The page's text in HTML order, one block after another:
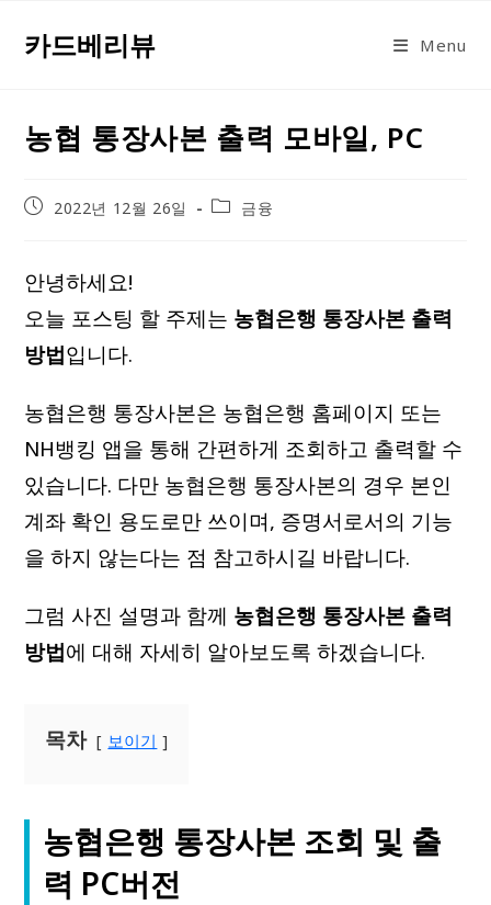
카드베리뷰 Menu
농협 통장사본 출력 모바일, PC
Post2022년 12월 26일
Post금융
안녕하세요!
오늘 포스팅 할 주제는 농협은행 통장사본 출력
방법입니다.
농협은행 통장사본은 농협은행 홈페이지 또는
NH뱅킹 앱을 통해 간편하게 조회하고 출력할 수
있습니다. 다만 농협은행 통장사본의 경우 본인
계좌 확인 용도로만 쓰이며, 증명서로서의 기능
을 하지 않는다는 점 참고하시길 바랍니다.
그럼 사진 설명과 함께 농협은행 통장사본 출력
방법에 대해 자세히 알아보도록 하겠습니다.
목차 보이기
농협은행 통장사본 조회 및 출
력 PC버전